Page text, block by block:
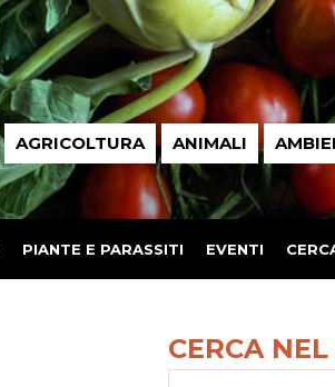
AGRICOLTURA ANIMALI
PIANTE E PARASSITI EVENTI
CERCA